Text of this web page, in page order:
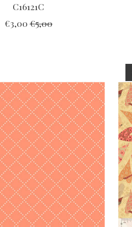
C16121C
€3,00€5,00